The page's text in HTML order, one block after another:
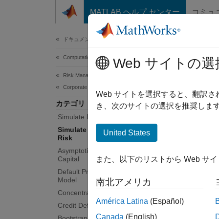
コンテンツへスキップ
MATLAB ヘルプ センター コミュ
ドキュメンテーションのホーム
Computational Finance
Risk Management Toolbox
Corporate Credit Risk
カテゴリ
Simulate Default Credit Risk
Simulate Credit Rating Migration
Risk
Asymptotic Single Risk Factor Model
Capital
Default Probability Using Merton
Model
Concentration Indices
Credit Default Swaps
The
Web サイトの選
Web サイトを選択すると、翻訳
き、次のサイトの選択を推奨しま
United States
また、以下のリストから Web サ
南北アメリカ
América Latina (Español)
Canada (English)